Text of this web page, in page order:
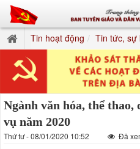
Tin hoạt động Tin tức, sự
Ngành văn hóa, thể
vụ năm 2020
Thứ tư - 08/01/2020 10:52 Đã